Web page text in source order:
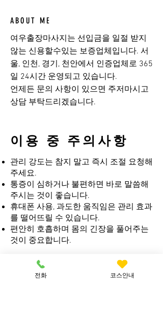
ABOUT ME
여우출장마사지는 선입금을 일절 받지
않는 신용할수있는 보증업체입니다. 서
울, 인천, 경기, 천안에서 인증업체로 365
일 24시간 운영되고 있습니다.
​언제든 문의 사항이 있으면 주저마시고
상담 부탁드리겠습니다.
이용 중 주의사항
관리 강도는 참지 말고 즉시 조절 요청해
주세요.
통증이 심하거나 불편하면 바로 말씀해
주시는 것이 좋습니다.
휴대폰 사용, 과도한 움직임은 관리 효과
를 떨어뜨릴 수 있습니다.
편안히 호흡하며 몸의 긴장을 풀어주는
것이 중요합니다.
원활한 서비스 진행을 위
전화 코스안내